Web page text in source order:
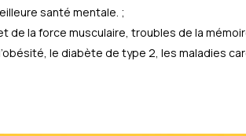
santé mentale. ;
de la force musculaire, troubles de la
le diabète de type 2, les maladies